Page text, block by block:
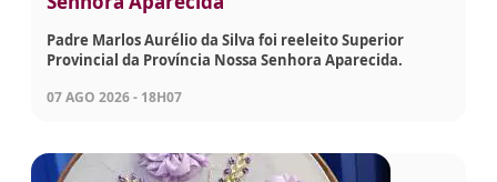
Padre Marlos Aurélio da Silva foi reeleito Superior
Provincial da Província Nossa Senhora Aparecida.
07 AGO 2026 - 18H07